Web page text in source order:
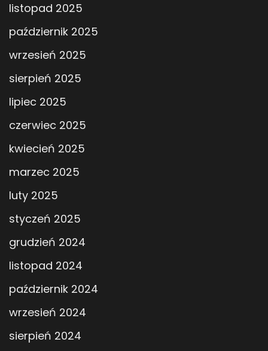
listopad 2025
październik 2025
wrzesień 2025
sierpień 2025
lipiec 2025
czerwiec 2025
kwiecień 2025
marzec 2025
luty 2025
styczeń 2025
grudzień 2024
listopad 2024
październik 2024
wrzesień 2024
sierpień 2024